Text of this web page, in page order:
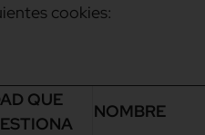
cookies:
QUE
NOMBRE